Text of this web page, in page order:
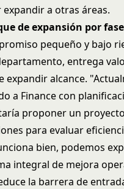
a otras áreas.
de expansión por
pequeño y bajo
entrega
expandir alcance.
a Finance con
proponer un
para evaluar
bien, podemos
integral de mejora
la barrera de